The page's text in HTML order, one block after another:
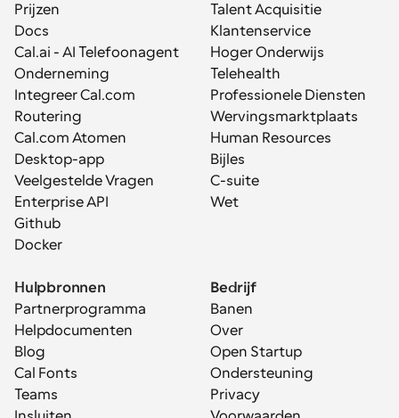
Prijzen
Docs
Cal.ai - AI Telefoonagent
Onderneming
Integreer Cal.com
Routering
Cal.com Atomen
Desktop-app
Veelgestelde Vragen
Enterprise API
Github
Docker
Talent Acquisitie
Klantenservice
Hoger Onderwijs
Telehealth
Professionele Diensten
Wervingsmarktplaats
Human Resources
Bijles
C-suite
Wet
Hulpbronnen
Partnerprogramma
Helpdocumenten
Blog
Cal Fonts
Teams
Bedrijf
Banen
Over
Open Startup
Ondersteuning
Privacy